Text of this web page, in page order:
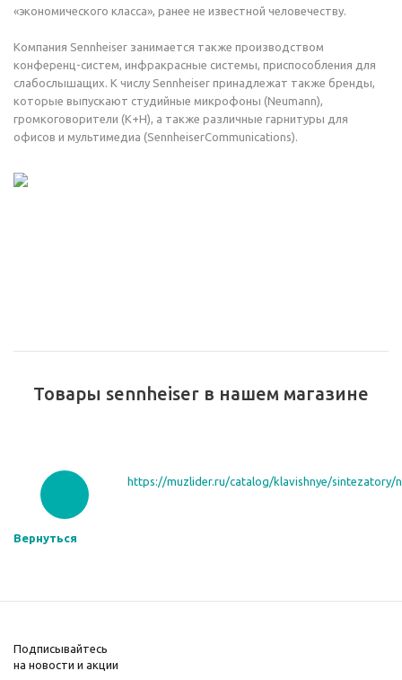
«экономического класса», ранее не известной человечеству.
Компания Sennheiser занимается также производством
конференц-систем, инфракрасные системы, приспособления для
слабослышащих. К числу Sennheiser принадлежат также бренды,
которые выпускают студийные микрофоны (Neumann),
громкоговорители (К+Н), а также различные гарнитуры для
офисов и мультимедиа (SennheiserCommunications).
Товары sennheiser в нашем магазине
https://muzlider.ru/catalog/klavishnye/sintezatory/
Вернуться
Подписывайтесь
на новости и акции